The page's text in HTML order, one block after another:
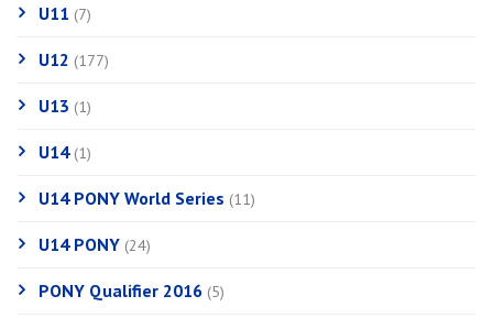
U11 (7)
U12 (177)
U13 (1)
U14(1)
U14 PONY World Series (11)
U14 PONY (24)
PONY Qualifier 2016 (5)